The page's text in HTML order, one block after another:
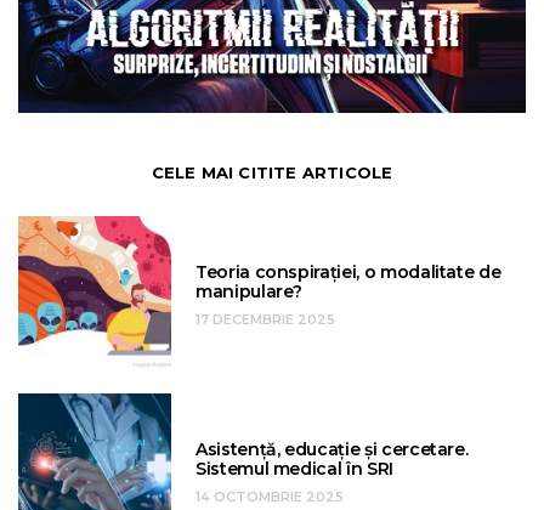
CELE MAI CITITE ARTICOLE
Teoria conspirației, o modalitate de
manipulare?
17 DECEMBRIE 2025
Asistență, educație și cercetare.
Sistemul medical în SRI
14 OCTOMBRIE 2025